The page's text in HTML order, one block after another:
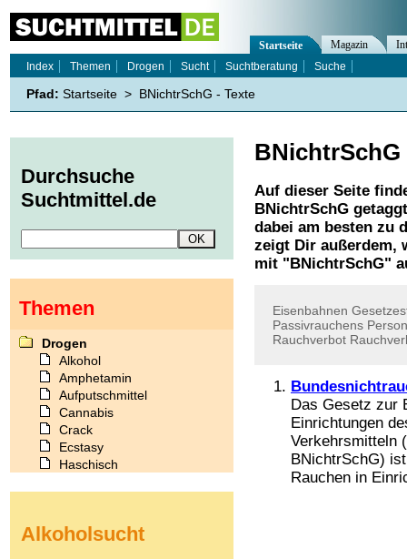
BNichtrSchG
Auf dieser Seite
BNichtrSchG
dabei am besten zu
zeigt Dir außerdem,
mit " BNichtrSchG"
Eisenbahnen
Passivrauchens
Rauchverbot
Das Gesetz zur
Einrichtungen
Verkehrsmitteln
BNichtrSchG)
Rauchen in
Startseite Magazin
Index
Themen Drogen Sucht Suchtberatung Suche
Pfad: Startseite > BNichtrSchG - Texte
Durchsuche
Suchtmittel.de
Themen
Drogen
Alkohol
Amphetamin
Aufputschmittel
Cannabis
Crack
Ecstasy
Haschisch
Kokain
Alkoholsucht